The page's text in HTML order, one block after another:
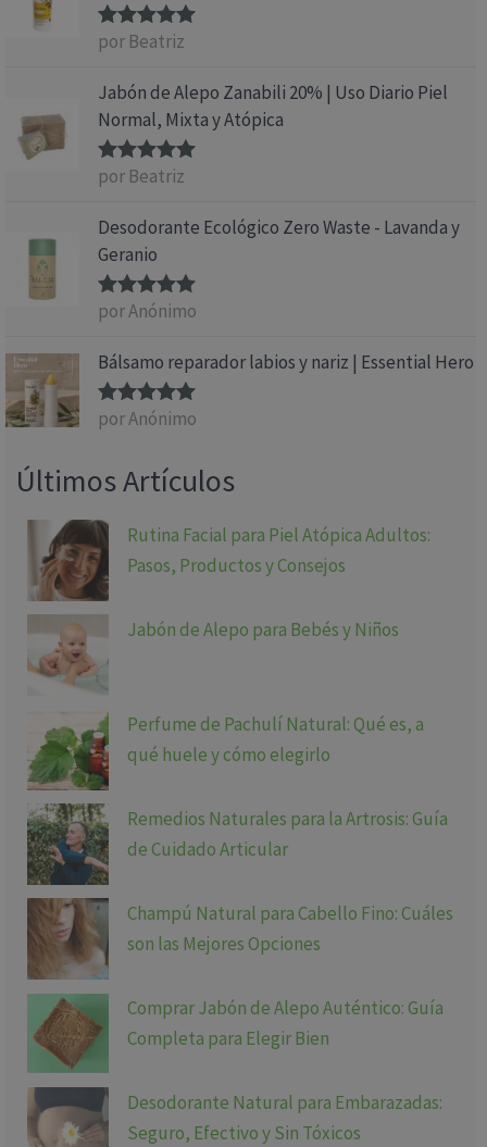
Valorado
por Beatriz
Jabón de Alepo Zanabili 20% | Uso Diario Piel
Normal, Mixta y Atópica
Valorado
por Beatriz
Desodorante Ecológico Zero Waste - Lavanda y
Geranio
Valorado
por Anónimo
Bálsamo reparador labios y nariz | Essential Hero
Valorado
por Anónimo
Últimos Artículos
Rutina Facial para Piel Atópica Adultos:
Pasos, Productos y Consejos
Jabón de Alepo para Bebés y Niños
Perfume de Pachulí Natural: Qué es, a
qué huele y cómo elegirlo
Remedios Naturales para la Artrosis: Guía
de Cuidado Articular
Champú Natural para Cabello Fino: Cuáles
son las Mejores Opciones
Comprar Jabón de Alepo Auténtico: Guía
Completa para Elegir Bien
Desodorante Natural para Embarazadas:
Seguro, Efectivo y Sin Tóxicos